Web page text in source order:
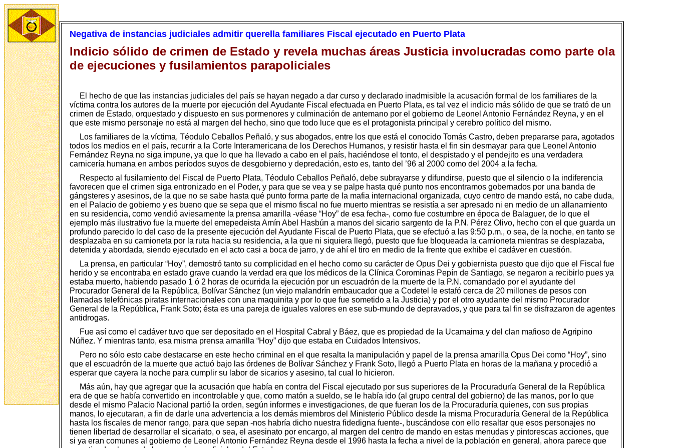
Negativa de instancias judiciales admitir querella familiares Fiscal ejecutado en Puerto Plata
Indicio sólido de crimen de Estado y revela muchas áreas Justicia involucradas como parte ola
de ejecuciones y fusilamientos parapoliciales
El hecho de que las instancias judiciales del país se hayan negado a dar curso y declarado inadmisible la acusación formal de los familiares de la
víctima contra los autores de la muerte por ejecución del Ayudante Fiscal efectuada en Puerto Plata, es tal vez el indicio más sólido de que se trató de un
crimen de Estado, orquestado y dispuesto en sus pormenores y culminación de antemano por el gobierno de Leonel Antonio Fernández Reyna, y en el
que este mismo personaje no está al margen del hecho, sino que todo luce que es el protagonista principal y cerebro político del mismo.
Los familiares de la víctima, Téodulo Ceballos Peñaló, y sus abogados, entre los que está el conocido Tomás Castro, deben prepararse para, agotados
todos los medios en el país, recurrir a la Corte Interamericana de los Derechos Humanos, y resistir hasta el fin sin desmayar para que Leonel Antonio
Fernández Reyna no siga impune, ya que lo que ha llevado a cabo en el país, haciéndose el tonto, el despistado y el pendejito es una verdadera
carnicería humana en ambos períodos suyos de desgobierno y depredación, esto es, tanto del ’96 al 2000 como del 2004 a la fecha.
Respecto al fusilamiento del Fiscal de Puerto Plata, Téodulo Ceballos Peñaló, debe subrayarse y difundirse, puesto que el silencio o la indiferencia
favorecen que el crimen siga entronizado en el Poder, y para que se vea y se palpe hasta qué punto nos encontramos gobernados por una banda de
gángsteres y asesinos, de la que no se sabe hasta qué punto forma parte de la mafia internacional organizada, cuyo centro de mando está, no cabe duda,
en el Palacio de gobierno y es bueno que se sepa que el mismo fiscal no fue muerto mientras se resistía a ser apresado ni en medio de un allanamiento
en su residencia, como vendió aviesamente la prensa amarilla -véase “Hoy” de esa fecha-, como fue costumbre en época de Balaguer, de lo que el
ejemplo más ilustrativo fue la muerte del emepedeista Amín Abel Hasbún a manos del sicario sargento de la P.N. Pérez Olivo, hecho con el que guarda un
profundo parecido lo del caso de la presente ejecución del Ayudante Fiscal de Puerto Plata, que se efectuó a las 9:50 p.m., o sea, de la noche, en tanto se
desplazaba en su camioneta por la ruta hacia su residencia, a la que ni siquiera llegó, puesto que fue bloqueada la camioneta mientras se desplazaba,
detenida y abordada, siendo ejecutado en el acto casi a boca de jarro, y de ahí el tiro en medio de la frente que exhibe el cadáver en cuestión.
La prensa, en particular “Hoy”, demostró tanto su complicidad en el hecho como su carácter de Opus Dei y gobiernista puesto que dijo que el Fiscal fue
herido y se encontraba en estado grave cuando la verdad era que los médicos de la Clínica Corominas Pepín de Santiago, se negaron a recibirlo pues ya
estaba muerto, habiendo pasado 1 ó 2 horas de ocurrida la ejecución por un escuadrón de la muerte de la P.N. comandado por el ayudante del
Procurador General de la República, Bolívar Sánchez (un viejo malandrín embaucador que a Codetel le estafó cerca de 20 millones de pesos con
llamadas telefónicas piratas internacionales con una maquinita y por lo que fue sometido a la Justicia) y por el otro ayudante del mismo Procurador
General de la República, Frank Soto; ésta es una pareja de iguales valores en ese sub-mundo de depravados, y que para tal fin se disfrazaron de agentes
antidrogas.
Fue así como el cadáver tuvo que ser depositado en el Hospital Cabral y Báez, que es propiedad de la Ucamaima y del clan mafioso de Agripino
Núñez. Y mientras tanto, esa misma prensa amarilla “Hoy” dijo que estaba en Cuidados Intensivos.
Pero no sólo esto cabe destacarse en este hecho criminal en el que resalta la manipulación y papel de la prensa amarilla Opus Dei como “Hoy”, sino
que el escuadrón de la muerte que actuó bajo las órdenes de Bolívar Sánchez y Frank Soto, llegó a Puerto Plata en horas de la mañana y procedió a
esperar que cayera la noche para cumplir su labor de sicarios y asesino, tal cual lo hicieron.
Más aún, hay que agregar que la acusación que había en contra del Fiscal ejecutado por sus superiores de la Procuraduría General de la República
era de que se había convertido en incontrolable y que, como matón a sueldo, se le había ido (al grupo central del gobierno) de las manos, por lo que
desde el mismo Palacio Nacional partió la orden, según informes e investigaciones, de que fueran los de la Procuraduría quienes, con sus propias
manos, lo ejecutaran, a fin de darle una advertencia a los demás miembros del Ministerio Público desde la misma Procuraduría General de la República
hasta los fiscales de menor rango, para que sepan -nos habría dicho nuestra fidedigna fuente-, buscándose con ello resaltar que esos personajes no
tienen libertad de desarrollar el sicariato, o sea, el asesinato por encargo, al margen del centro de mando en estas menudas y pintorescas acciones, que
si ya eran comunes al gobierno de Leonel Antonio Fernández Reyna desde el 1996 hasta la fecha a nivel de la población en general, ahora parece que